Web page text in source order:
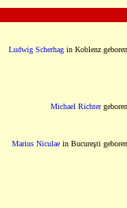
Ludwig Scherhag in Koblenz geboren
Michael Richtergeboren
Marius Niculae in Bucureşti geboren